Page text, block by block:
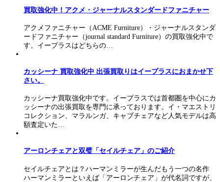
買取強化中！アクメ・ジャーナルスタンダードファニチャー
アクメファニチャー（ACME Furniture）・ジャーナルスタンダ
ードファニチャー（journal standard Furniture）の買取強化中で
す。イープラスはどちらの…
カッシーナ 買取強化中 出張買取りはイープラスにおまかせ下
さい。
カッシーナ買取強化中です。イープラスでは首都圏を中心にカ
ッシーナの出張買取を専門に承っております。イ・マエストリ
コレクション、マラルンガ、キャブチェアなど人気モデルは高
額査定いた…
アーロンチェアと双璧「セイルチェア」のご紹介
セイルチェアとは？ハーマンミラーが生んだもう一つの名作
ハーマンミラーといえば「アーロンチェア」が代名詞ですが、